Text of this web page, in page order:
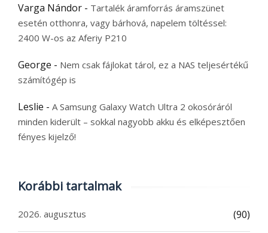
Varga Nándor - Tartalék áramforrás áramszünet
esetén otthonra, vagy bárhová, napelem töltéssel:
2400 W-os az Aferiy P210
George - Nem csak fájlokat tárol, ez a NAS teljesértékű
számítógép is
Leslie - A Samsung Galaxy Watch Ultra 2 okosóráról
minden kiderült – sokkal nagyobb akku és elképesztően
fényes kijelző!
Korábbi tartalmak
2026. augusztus (90)